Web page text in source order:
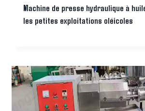
Machine de presse hydraulique à
les petites exploitations oléicoles